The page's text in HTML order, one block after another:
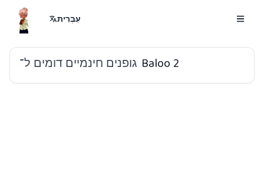
עִבְרִית
גופנים חינמיים דומים ל־ Baloo 2